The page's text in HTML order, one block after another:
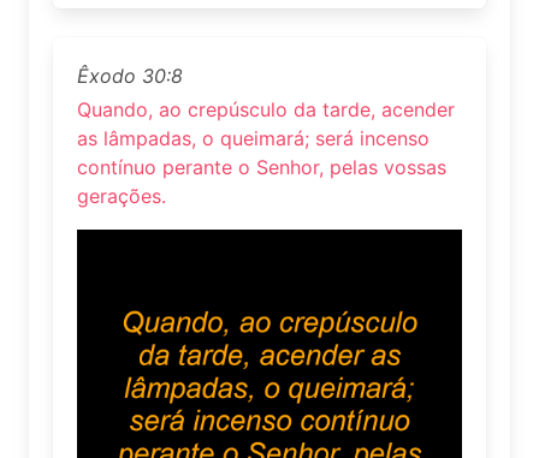
Êxodo 30:8
Quando, ao crepúsculo da tarde, acender
as lâmpadas, o queimará; será incenso
contínuo perante o Senhor, pelas vossas
gerações.